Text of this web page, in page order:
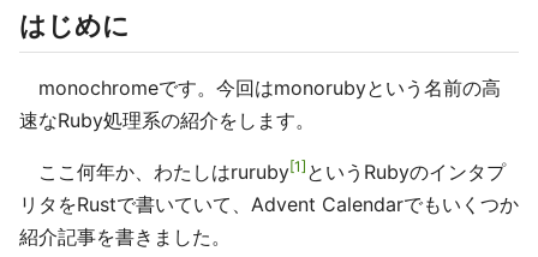
はじめに
monochromeです。今回はmonorubyという名前の高
速なRuby処理系の紹介をします。
ここ何年か、わたしはruruby 1 というRubyのインタプ
リタをRustで書いていて、Advent Calendarでもいくつか
紹介記事を書きました。